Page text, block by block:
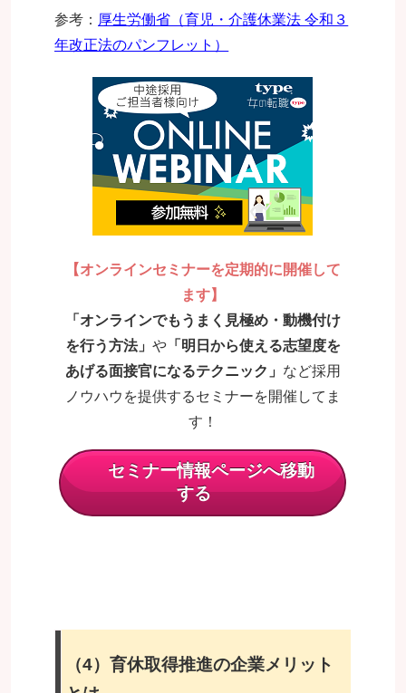
参考： 厚生労働省（育児・介護休業法 令和３
年改正法のパンフレット）
【オンラインセミナーを定期的に開催して
ます】
「オンラインでもうまく見極め・動機付け
を行う方法」 や「明日から使える志望度を
あげる面接官になるテクニック」 など採用
ノウハウを提供するセミナーを開催してま
す！
セミナー情報ページへ移動
する
（4）育休取得推進の企業メリット